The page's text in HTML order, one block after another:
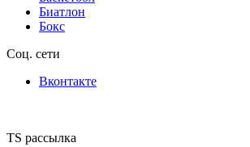
Биатлон
Бокс
Соц. сети
Вконтакте
TS рассылка